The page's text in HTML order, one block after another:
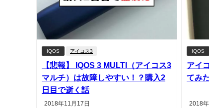
IQOS アイコス3
【悲報】 IQOS 3 MULTI（アイコス3
マルチ）は故障しやすい！？購入2
日目で逝く話
2018年11月17日
IQOS
アイ
てみ
2018